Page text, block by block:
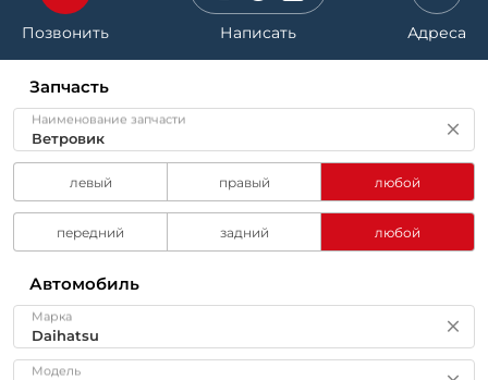
Позвонить Написать Адреса
Запчасть
Наименование запчасти
левый правый любой
передний задний любой
Автомобиль
Марка
Модель